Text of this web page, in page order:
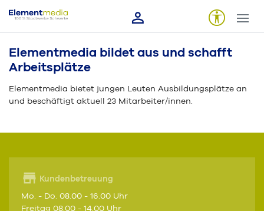
Elementmedia bildet aus und schafft
Arbeitsplätze
Elementmedia bietet jungen Leuten Ausbildungsplätze an
und beschäftigt aktuell 23 Mitarbeiter/innen.
Kundenbetreuung
Mo. - Do. 08.00 - 16.00 Uhr
Freitag 08.00 - 14.00 Uhr